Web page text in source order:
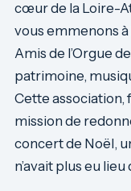
cœur de la Loire-
vous emmenons à
Amis de l’Orgue
patrimoine,
Cette association,
mission de
concert de Noël,
n’avait plus eu